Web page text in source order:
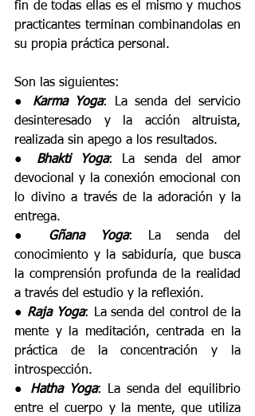
fin de todas ellas es el mismo y muchos
practicantes terminan combinandolas en
su propia práctica personal.
Son las siguientes:
● Karma Yoga: La senda del servicio
desinteresado y la acción altruista,
realizada sin apego a los resultados.
● Bhakti Yoga: La senda del amor
devocional y la conexión emocional con
lo divino a través de la adoración y la
entrega.
● Gñana Yoga: La senda del
conocimiento y la sabiduría, que busca
la comprensión profunda de la realidad
a través del estudio y la reflexión.
● Raja Yoga: La senda del control de la
mente y la meditación, centrada en la
práctica de la concentración y la
introspección.
● Hatha Yoga: La senda del equilibrio
entre el cuerpo y la mente, que utiliza